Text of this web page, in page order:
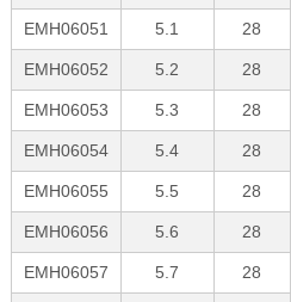
EMH06051 5.1 28
EMH06052 5.2 28
EMH06053 5.3 28
EMH06054 5.4 28
EMH06055 5.5 28
EMH06056 5.6 28
EMH06057 5.7 28